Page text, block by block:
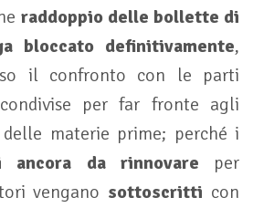
raddoppio delle bollette di
bloccato definitivamente,
il confronto con le parti
per far fronte agli
materie prime; perché i
ancora da rinnovare per
vengano sottoscritti con